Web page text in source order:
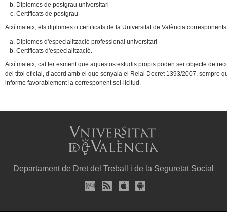
Diplomes de postgrau universitari
Certificats de postgrau
Així mateix, els diplomes o certificats de la Universitat de València
Diplomes d'especialització professional universitari
Certificats d'especialització.
Així mateix, cal fer esment que aquestos estudis propis poden ser objecte de
del títol oficial, d’acord amb el que senyala el Reial Decret 1393/2007, sempre
informe favorablement la corresponent sol·licitud.
Departament de Dret del Treball i de la Seguretat Social